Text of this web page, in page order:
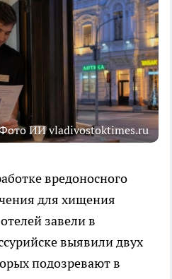
ИИ vladivostoktimes.ru
вредоносного
для хищения
завели в
выявили двух
подозревают в